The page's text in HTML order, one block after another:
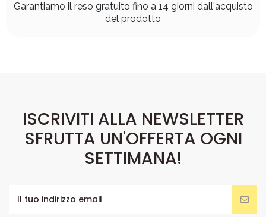
Garantiamo il reso gratuito fino a 14 giorni dall'acquisto
del prodotto
ISCRIVITI ALLA NEWSLETTER
SFRUTTA UN'OFFERTA OGNI
SETTIMANA!